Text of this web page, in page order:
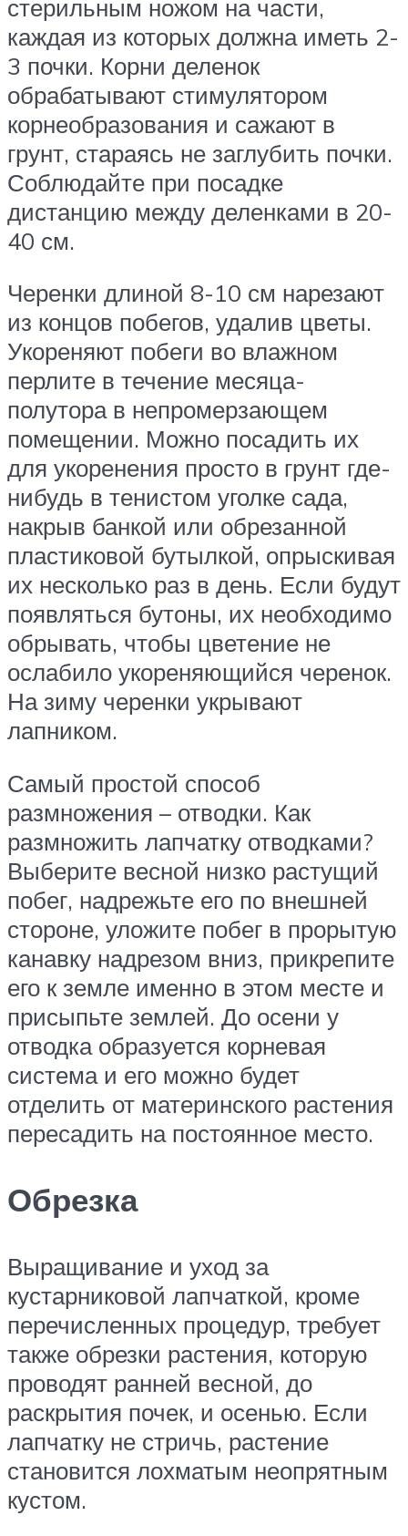
стерильным ножом на части,
каждая из которых должна иметь 2-
3 почки. Корни деленок
обрабатывают стимулятором
корнеобразования и сажают в
грунт, стараясь не заглубить почки.
Соблюдайте при посадке
дистанцию между деленками в 20-
40 см.
Черенки длиной 8-10 см нарезают
из концов побегов, удалив цветы.
Укореняют побеги во влажном
перлите в течение месяца-
полутора в непромерзающем
помещении. Можно посадить их
для укоренения просто в грунт где-
нибудь в тенистом уголке сада,
накрыв банкой или обрезанной
пластиковой бутылкой, опрыскивая
их несколько раз в день. Если будут
появляться бутоны, их необходимо
обрывать, чтобы цветение не
ослабило укореняющийся черенок.
На зиму черенки укрывают
лапником.
Самый простой способ
размножения – отводки. Как
размножить лапчатку отводками?
Выберите весной низко растущий
побег, надрежьте его по внешней
стороне, уложите побег в прорытую
канавку надрезом вниз, прикрепите
его к земле именно в этом месте и
присыпьте землей. До осени у
отводка образуется корневая
система и его можно будет
отделить от материнского растения
пересадить на постоянное место.
Обрезка
Выращивание и уход за
кустарниковой лапчаткой, кроме
перечисленных процедур, требует
также обрезки растения, которую
проводят ранней весной, до
раскрытия почек, и осенью. Если
лапчатку не стричь, растение
становится лохматым неопрятным
кустом.